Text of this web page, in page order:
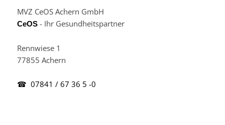
MVZ CeOS Achern GmbH
CeOS- Ihr Gesundheitspartner
Rennwiese 1
77855 Achern
☎ 07841 / 67 36 5 -0